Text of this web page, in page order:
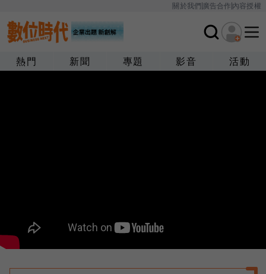
關於我們廣告合作內容授權
熱門 新聞 專題 影音 活動